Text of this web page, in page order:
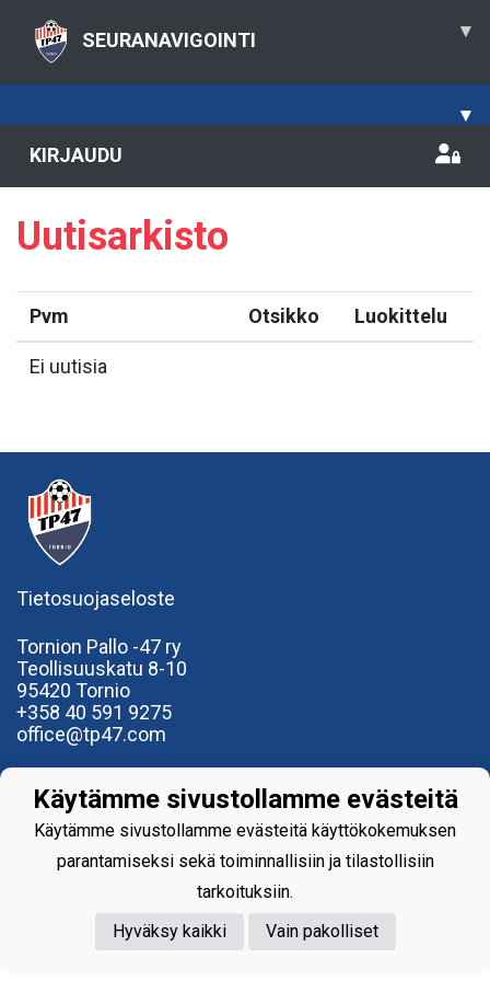
SEURANAVIGOINTI ▾
▾
KIRJAUDU
Uutisarkisto
Pvm Otsikko Luokittelu
Ei uutisia
Tietosuojaseloste
Tornion Pallo -47 ry
Teollisuuskatu 8-10
95420 Tornio
+358 40 591 9275
office@tp47.com
Powered by
Käytämme sivustollamme evästeitä
Käytämme sivustollamme evästeitä käyttökokemuksen
parantamiseksi sekä toiminnallisiin ja tilastollisiin
tarkoituksiin.
Hyväksy kaikki
Vain pakolliset